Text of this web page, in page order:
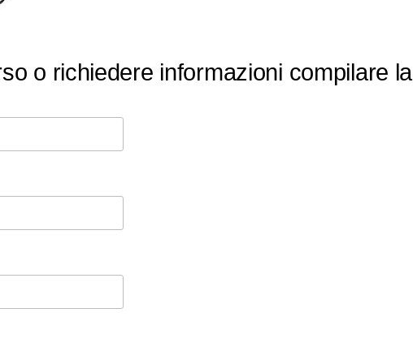
o richiedere informazioni compilare